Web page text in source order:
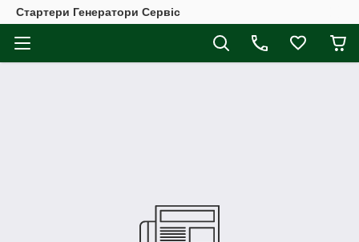
Стартери Генератори Сервіс